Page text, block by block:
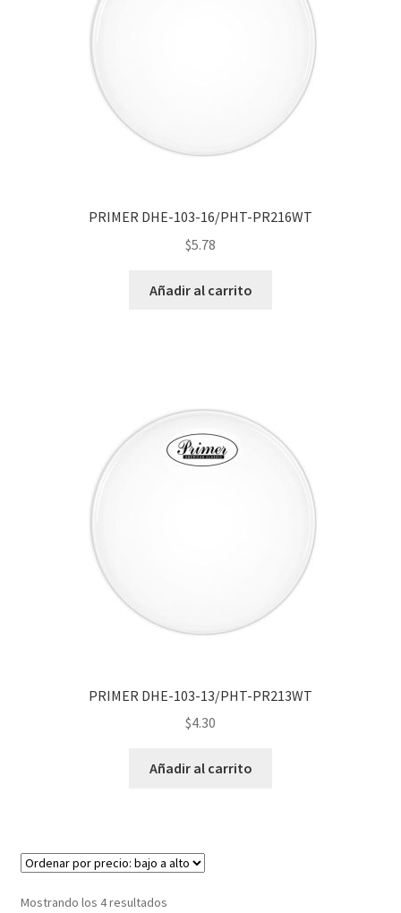
PRIMER DHE-103-16/PHT-PR216WT
$5.78
Añadir al carrito
PRIMER DHE-103-13/PHT-PR213WT
$4.30
Añadir al carrito
Mostrando los 4 resultados